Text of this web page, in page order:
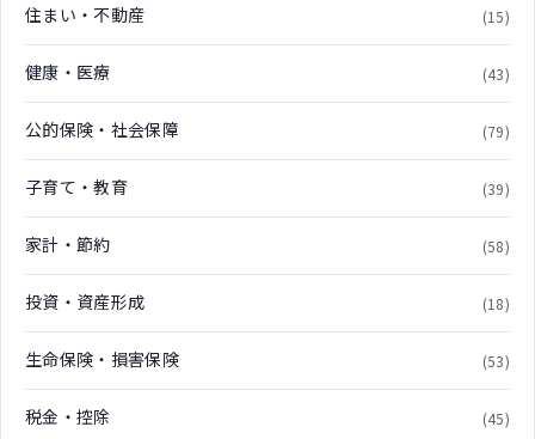
住まい・不動産 (15)
健康・医療 (43)
公的保険・社会保障 (79)
子育て・教育 (39)
家計・節約 (58)
投資・資産形成 (18)
生命保険・損害保険 (53)
税金・控除 (45)